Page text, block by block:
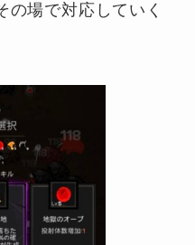
の場で対応していく